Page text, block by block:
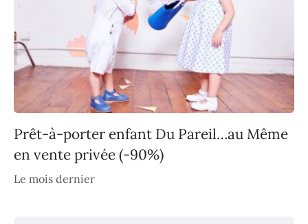
Prêt-à-porter enfant Du Pareil…au Même
en vente privée (-90%)
Le mois dernier